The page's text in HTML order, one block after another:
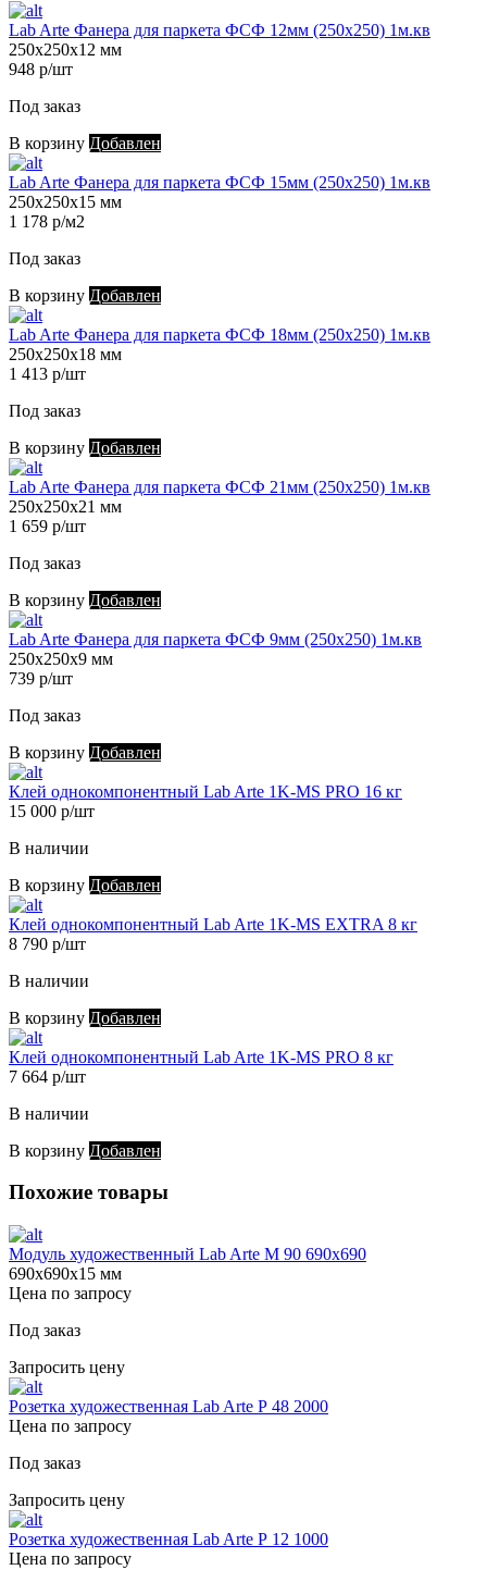
Lab Arte Фанера для паркета ФСФ 12мм (250х250) 1м.кв
250х250х12 мм
948 р/шт
Под заказ
В корзину Добавлен
Lab Arte Фанера для паркета ФСФ 15мм (250х250) 1м.кв
250х250х15 мм
1 178 р/м2
Под заказ
В корзину Добавлен
Lab Arte Фанера для паркета ФСФ 18мм (250х250) 1м.кв
250х250х18 мм
1 413 р/шт
Под заказ
В корзину Добавлен
Lab Arte Фанера для паркета ФСФ 21мм (250х250) 1м.кв
250х250х21 мм
1 659 р/шт
Под заказ
В корзину Добавлен
Lab Arte Фанера для паркета ФСФ 9мм (250х250) 1м.кв
250х250х9 мм
739 р/шт
Под заказ
В корзину Добавлен
Клей однокомпонентный Lab Arte 1K-MS PRO 16 кг
15 000 р/шт
В наличии
В корзину Добавлен
Клей однокомпонентный Lab Arte 1K-MS EXTRA 8 кг
8 790 р/шт
В наличии
В корзину Добавлен
Клей однокомпонентный Lab Arte 1K-MS PRO 8 кг
7 664 р/шт
В наличии
В корзину Добавлен
Похожие товары
Модуль художественный Lab Arte М 90 690х690
690х690х15 мм
Цена по запросу
Под заказ
Запросить цену
Розетка художественная Lab Arte Р 48 2000
Цена по запросу
Под заказ
Запросить цену
Розетка художественная Lab Arte Р 12 1000
Цена по запросу